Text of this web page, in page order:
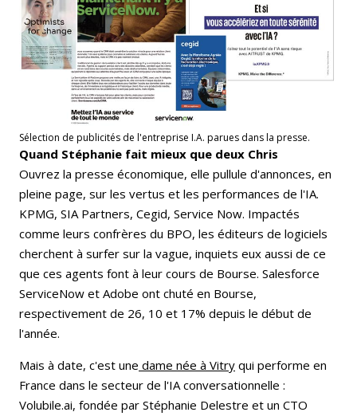
Sélection de publicités de l'entreprise I.A. parues dans la presse.
Quand Stéphanie fait mieux que deux Chris
Ouvrez la presse économique, elle pullule d'annonces, en
pleine page, sur les vertus et les performances de l'IA.
KPMG, SIA Partners, Cegid, Service Now. Impactés
comme leurs confrères du BPO, les éditeurs de logiciels
cherchent à surfer sur la vague, inquiets eux aussi de ce
que ces agents font à leur cours de Bourse. Salesforce
ServiceNow et Adobe ont chuté en Bourse,
respectivement de 26, 10 et 17% depuis le début de
l'année.
Mais à date, c'est une dame née à Vitry qui performe en
France dans le secteur de l'IA conversationnelle :
Volubile.ai, fondée par Stéphanie Delestre et un CTO